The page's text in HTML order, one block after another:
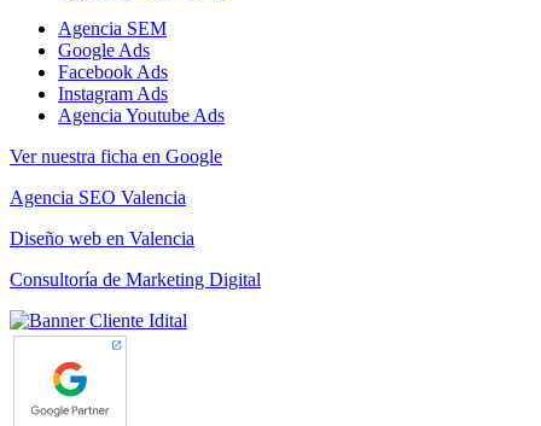
Agencia SEM
Google Ads
Facebook Ads
Instagram Ads
Agencia Youtube Ads
Ver nuestra ficha en Google
Agencia SEO Valencia
Diseño web en Valencia
Consultoría de Marketing Digital